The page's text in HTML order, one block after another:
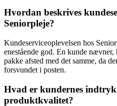
Hvordan beskrives
Seniorpleje?
Kundeserviceoplevelsen hos
enestående god. En kunde
pakke afsted med det samme, da
forsvundet i posten.
Hvad er kundernes indtryk
produktkvalitet?